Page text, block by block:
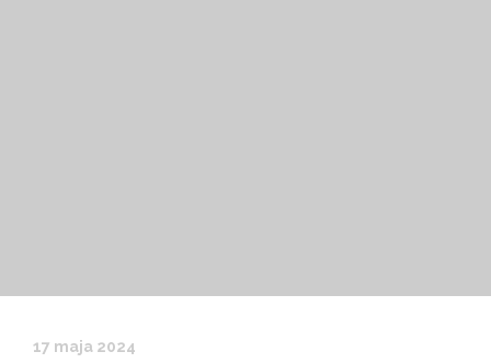
17 maja 2024